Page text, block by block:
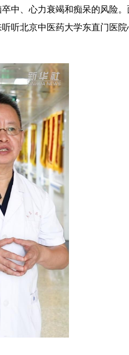
、心力衰竭和痴呆的风险。
听北京中医药大学东直门医